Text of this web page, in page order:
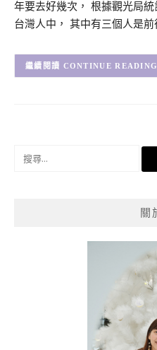
年要去好幾次， 根據觀光局
台灣人中， 其中有三個人是
CONTINUE READING
關